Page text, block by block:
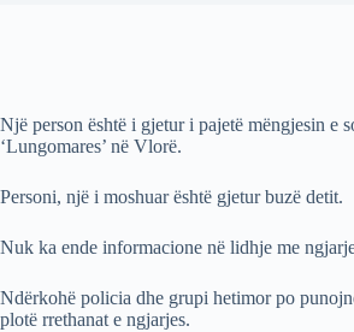
Një person është i gjetur i pajetë mëngjesin e
‘Lungomares’ në Vlorë.
Personi, një i moshuar është gjetur buzë detit.
Nuk ka ende informacione në lidhje me
Ndërkohë policia dhe grupi hetimor po
plotë rrethanat e ngjarjes.